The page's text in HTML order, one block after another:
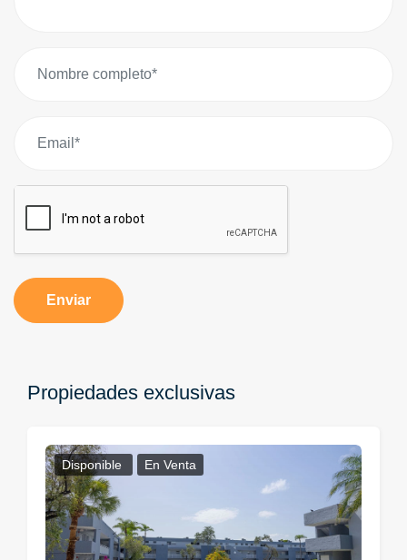
Enviar
Propiedades exclusivas
Disponible En Venta